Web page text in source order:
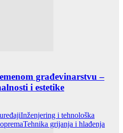
građevinarstvu –
i estetike
Inženjering i tehnološka
Tehnika grijanja i hlađenja